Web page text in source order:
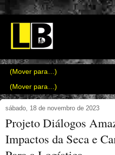
sábado, 18 de novembro de 2023
Projeto Diálogos
Impactos da Seca e